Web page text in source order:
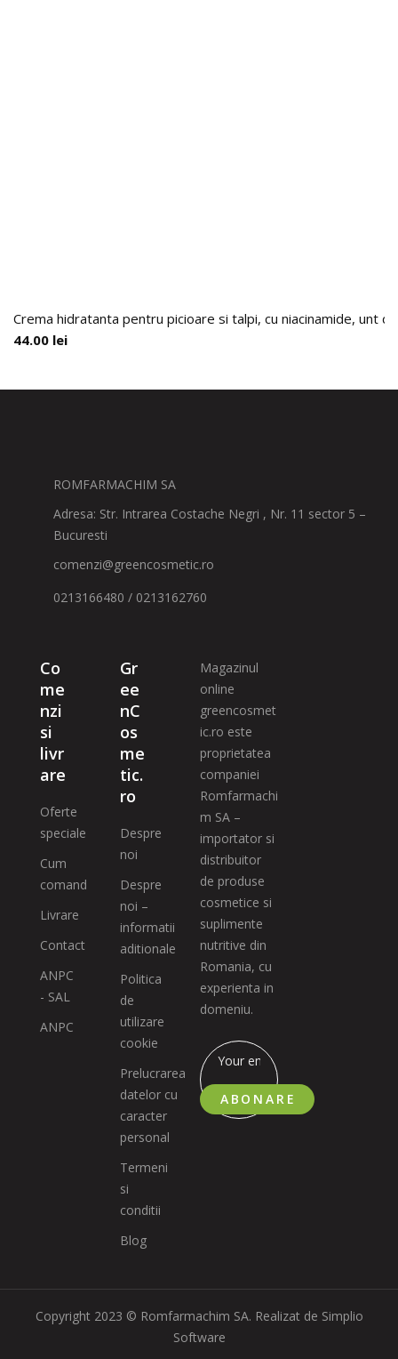
Crema hidratanta pentru picioare si talpi, cu niacinamide, unt
44.00 lei
ROMFARMACHIM SA
Adresa: Str. Intrarea Costache Negri , Nr. 11 sector 5 –
Bucuresti
comenzi@greencosmetic.ro
0213166480 / 0213162760
Co
me
nzi
si
livr
are
Oferte
speciale
Cum
comand
Livrare
Contact
ANPC
- SAL
ANPC
Gr
ee
nC
os
me
tic.
ro
Despre
noi
Despre
noi –
informatii
aditionale
Politica
de
utilizare
cookie
Prelucrarea
datelor cu
caracter
personal
Termeni
si
conditii
Blog
Magazinul
online
greencosmet
ic.ro este
proprietatea
companiei
Romfarmachi
m SA –
importator si
distribuitor
de produse
cosmetice si
suplimente
nutritive din
Romania, cu
experienta in
domeniu.
ABONARE
Copyright 2023 © Romfarmachim SA. Realizat de Simplio
Software